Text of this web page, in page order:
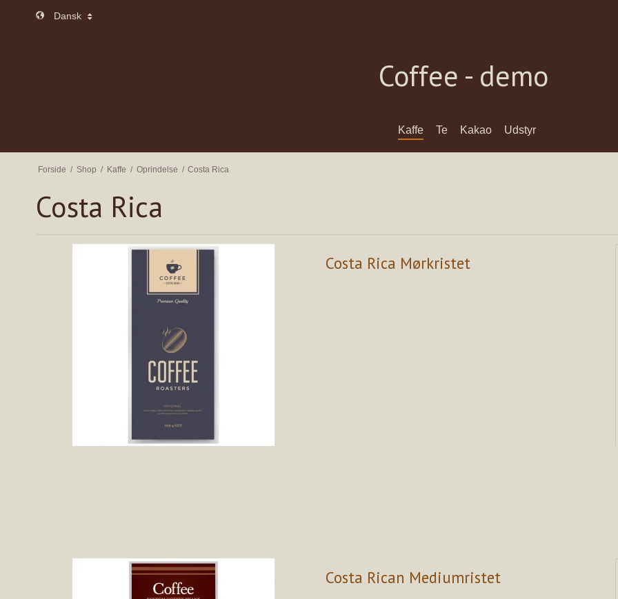
Dansk
Coffee - demo
Kaffe Te Kakao Udstyr
Forside / Shop / Kaffe / Oprindelse / Costa Rica
Costa Rica
Costa Rica Mørkristet
Costa Rican Mediumristet